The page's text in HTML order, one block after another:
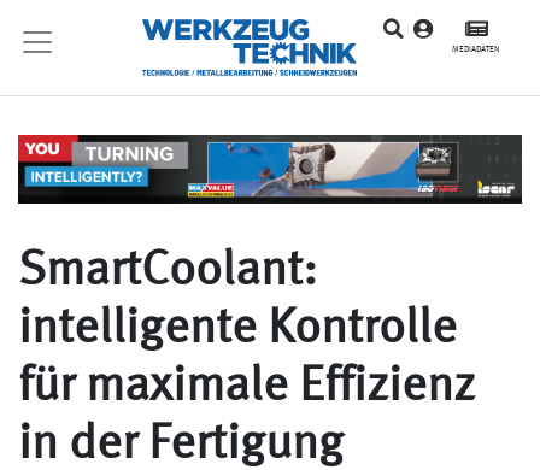
MEDIADATEN
SmartCoolant:
intelligente Kontrolle
für maximale Effizienz
in der Fertigung